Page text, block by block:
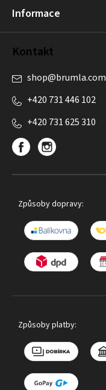
Informace
Kontakt
shop@brumla.com
+420 731 446 102
+420 731 625 310
Způsoby dopravy:
Způsoby platby: